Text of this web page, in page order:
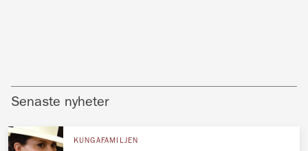
Senaste nyheter
KUNGAFAMILJEN